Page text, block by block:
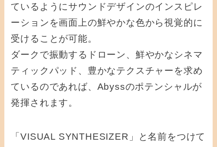
ているようにサウンドデザインのインスピレ
ーションを画面上の鮮やかな色から視覚的に
受けることが可能。
ダークで振動するドローン、鮮やかなシネマ
ティックパッド、豊かなテクスチャーを求め
ているのであれば、Abyssのポテンシャルが
発揮されます。
「VISUAL SYNTHESIZER」と名前をつけて